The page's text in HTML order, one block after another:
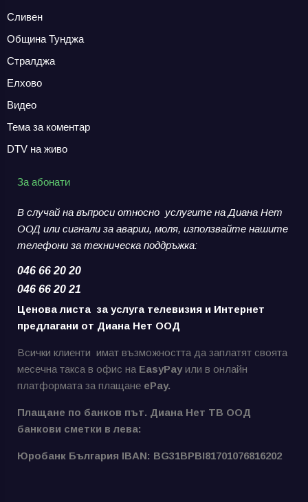
Сливен
Община Тунджа
Стралджа
Елхово
Видео
Тема за коментар
DTV на живо
За абонати
В случай на въпроси относно услугите на Диана Нет
ООД или сигнали за аварии, моля, използвайте нашите
телефони за техническа поддръжка:
046 66 20 20
046 66 20 21
Ценова листа за услуга телевизия и Интернет
предлагани от Диана Нет ООД
Всички клиенти имат възможността да заплатят своята
месечна такса в офис на EasyPayили в онлайн
платформата за плащане ePay.
Плащане по банков път. Диана Нет ТВ ООД
банкови сметки в лева:
Юробанк България IBAN: BG31BPBI81701076816202